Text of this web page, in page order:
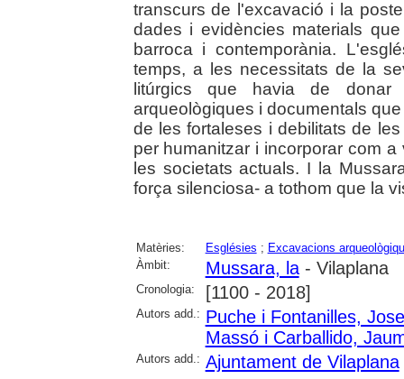
transcurs de l'excavació i la
dades i evidències materials
barroca i contemporània.
temps, a les necessitats de la
litúrgics que havia de
arqueològiques i documentals
de les fortaleses i debilitats de
per humanitzar i incorporar com
les societats actuals. I la
força silenciosa- a tothom que la
Matèries: Esglésies ; Excavacions
Àmbit:
Mussara, la- Vilaplana
Cronologia: [1100 - 2018]
Autors add.: Puche i Fontanilles,
Massó i Carballido,
Autors add.: Ajuntament de Vilaplana